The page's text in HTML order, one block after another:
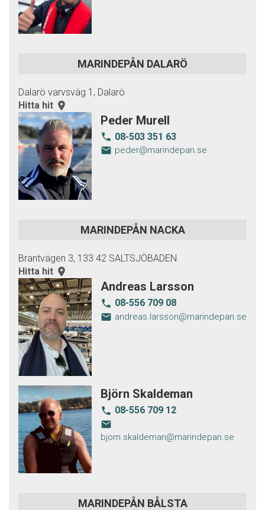
MARINDEPÅN DALARÖ
Dalarö varvsväg 1, Dalarö
Hitta hit room
Peder Murell
local_phone 08-503 351 63
email peder@marindepan.se
MARINDEPÅN NACKA
Brantvägen 3, 133 42 SALTSJÖBADEN
Hitta hit room
Andreas Larsson
local_phone 08-556 709 08
email andreas.larsson@marindepan.se
Björn Skaldeman
local_phone 08-556 709 12
email
bjorn.skaldeman@marindepan.se
MARINDEPÅN BÅLSTA